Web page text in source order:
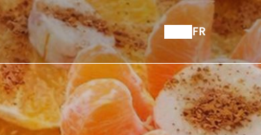
FR